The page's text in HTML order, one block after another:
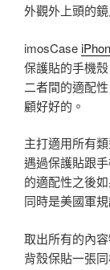
外觀外上頭的
imosCase
保護貼的手機
二者間的適配
顧好好的。
主打適用所有
遇過保護貼跟
的適配性之後
同時是美國軍
取出所有的內
背殼保貼一張